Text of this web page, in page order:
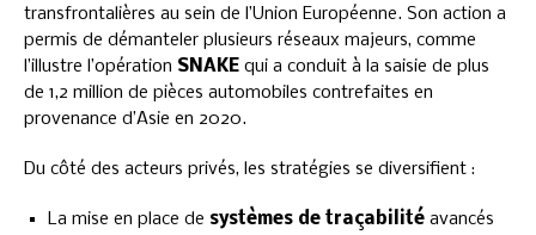
transfrontalières au sein de l’Union Européenne. Son action a
permis de démanteler plusieurs réseaux majeurs, comme
l’illustre l’opération SNAKE qui a conduit à la saisie de plus
de 1,2 million de pièces automobiles contrefaites en
provenance d’Asie en 2020.
Du côté des acteurs privés, les stratégies se diversifient :
La mise en place de systèmes de traçabilité avancés